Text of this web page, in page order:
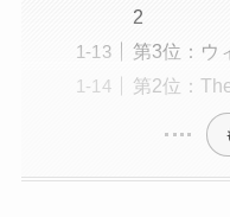
2
第3位：ウ
第2位：